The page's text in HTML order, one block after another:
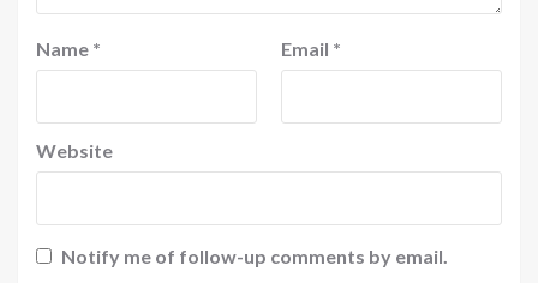
Name * Email *
Website
Notify me of follow-up comments by email.